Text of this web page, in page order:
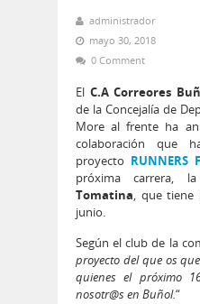
administrador
mayo 30, 2018
0 Comment
El C.A Correores
de la Concejalía de
More al frente ha
colaboración que
proyecto RUNNERS
próxima carrera,
Tomatina, que tiene
junio.
Según el club de la
proyecto del que os
quienes el próximo
nosotr@s en Buñol.“